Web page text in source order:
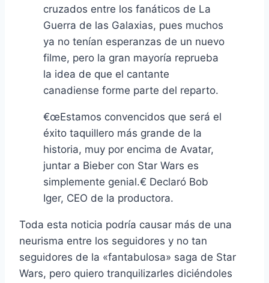
cruzados entre los fanáticos de La
Guerra de las Galaxias, pues muchos
ya no tení­an esperanzas de un nuevo
filme, pero la gran mayorí­a reprueba
la idea de que el cantante
canadiense forme parte del reparto.
€œEstamos convencidos que será el
éxito taquillero más grande de la
historia, muy por encima de Avatar,
juntar a Bieber con Star Wars es
simplemente genial.€ Declaró Bob
Iger, CEO de la productora.
Toda esta noticia podrí­a causar más de una
neurisma entre los seguidores y no tan
seguidores de la «fantabulosa» saga de Star
Wars, pero quiero tranquilizarles diciéndoles